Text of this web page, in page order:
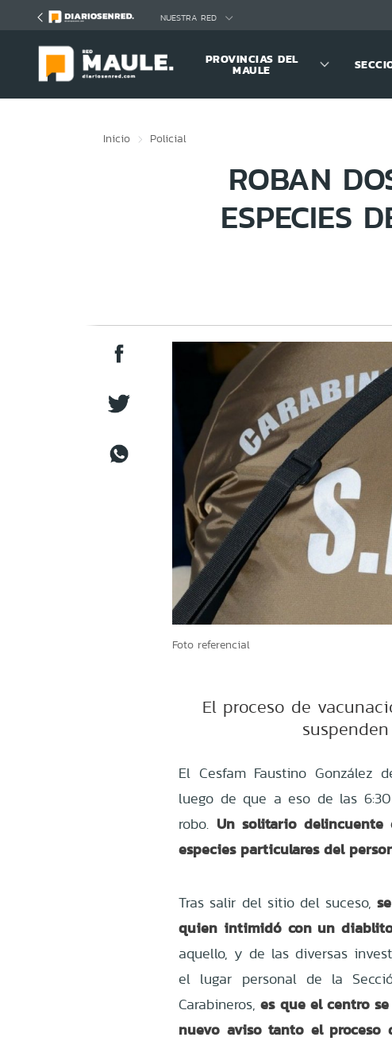
NUESTRA RED
PROVINCIAS DEL
MAULE
Inicio Policial
ROBAN
ESPECIES
Foto referencial
El proceso de
El Cesfam Faustino González
luego de que a eso de las
robo. Un solitario
especies particulares del
Tras salir del sitio del suceso,
quien intimidó con un
aquello, y de las diversas
el lugar personal de la
Carabineros, es que el centro
nuevo aviso tanto el proceso